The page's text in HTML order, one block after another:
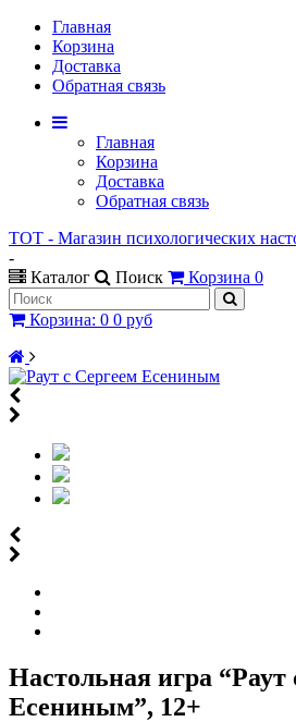
Главная
Корзина
Доставка
Обратная связь
Главная
Корзина
Доставка
Обратная связь
ТОТ - Магазин психологических
-
Каталог
Поиск Корзина 0
Корзина: 0 0 руб
Настольная игра “Раут
Есениным”, 12+